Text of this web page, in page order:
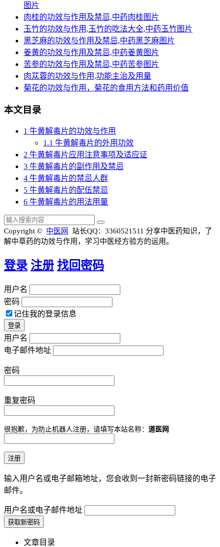
图片
肉桂的功效与作用及禁忌,中药肉桂图片
玉竹的功效与作用,玉竹的吃法大全,中药玉竹图片
黑芝麻的功效与作用及禁忌,中药黑芝麻图片
姜黄的功效与作用及禁忌,中药姜黄图片
苦参的功效与作用及禁忌,中药苦参图片
肉苁蓉的功效与作用,功能主治及用量
菊花的功效与作用，菊花的食用方法和药用价值
本文目录
1 牛黄解毒片的功效与作用
1.1 牛黄解毒片的外用功效
2 牛黄解毒片应用注意事项及适应证
3 牛黄解毒片的副作用及禁忌
4 牛黄解毒片的禁忌人群
5 牛黄解毒片的配伍禁忌
6 牛黄解毒片的用法用量
Copyright © 中医网 站长QQ：3360521511 分享中医药知识，了
解中草药的功效与作用，学习中医经方验方的运用。
登录 注册 找回密码
用户名
密码
记住我的登录信息
用户名
电子邮件地址
密码
重复密码
很抱歉，为防止机器人注册，请填写本站名称： 道医网
输入用户名或电子邮箱地址，您会收到一封新密码链接的电子
邮件。
用户名或电子邮件地址
文章目录